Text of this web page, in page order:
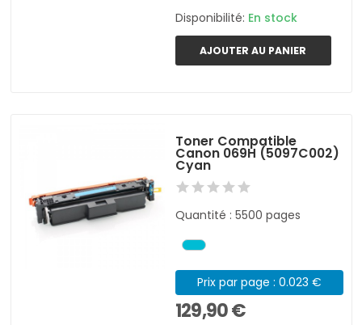
Disponibilité: En stock
AJOUTER AU PANIER
Toner Compatible
Canon 069H (5097C002)
Cyan
Quantité : 5500 pages
Prix par page : 0.023 €
129,90 €